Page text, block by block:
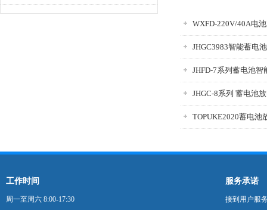
WXFD-220V/40A电
JHGC3983智能蓄电
JHFD-7系列蓄电池智
JHGC-8系列 蓄电池
TOPUKE2020蓄电池
工作时间
周一至周六 8:00-17:30
服务承诺
接到用户服